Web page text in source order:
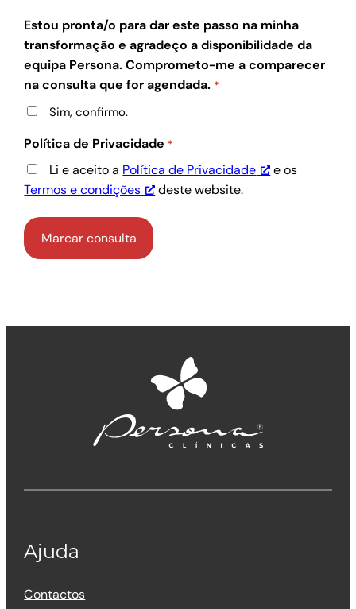
Estou pronta/o para dar este passo na minha
transformação e agradeço a disponibilidade da
equipa Persona. Comprometo-me a comparecer
na consulta que for agendada. *
Sim, confirmo.
Política de Privacidade *
Li e aceito a Política de Privacidade
e os
Termos e condições
deste website.
Ajuda
Contactos